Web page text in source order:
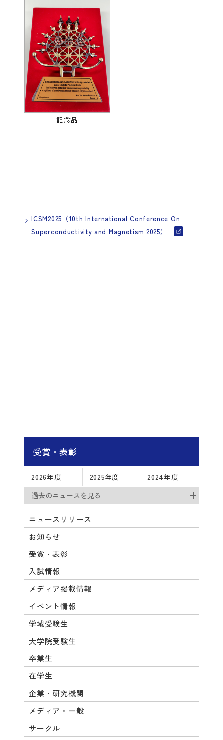
記念品
ICSM2025（10th International Conference On
Superconductivity and Magnetism 2025）
受賞・表彰
2026年度 2025年度
2024年度
過去のニュースを見る
ニュースリリース
お知らせ
受賞・表彰
入試情報
メディア掲載情報
イベント情報
学域受験生
大学院受験生
卒業生
在学生
企業・研究機関
メディア・一般
サークル